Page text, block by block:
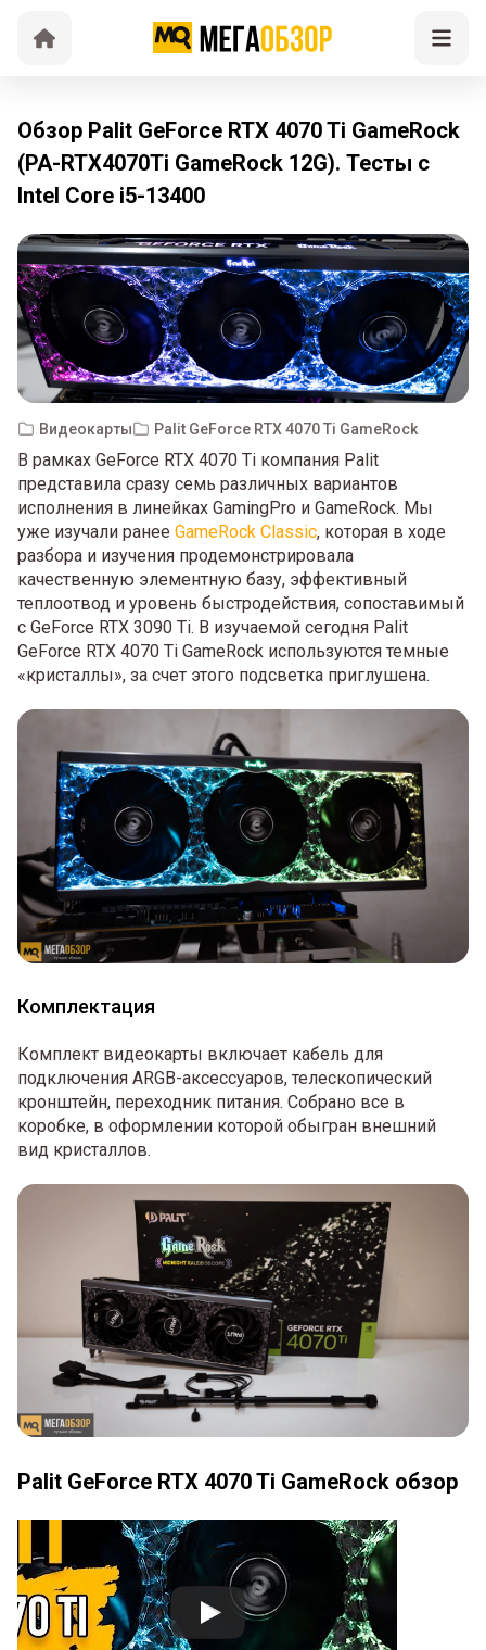
Обзор Palit GeForce RTX 4070 Ti GameRock
(PA-RTX4070Ti GameRock 12G). Тесты с
Intel Core i5-13400
Видеокарты Palit GeForce RTX 4070 Ti GameRock
В рамках GeForce RTX 4070 Ti компания Palit
представила сразу семь различных вариантов
исполнения в линейках GamingPro и GameRock. Мы
уже изучали ранее GameRock Classic, которая в ходе
разбора и изучения продемонстрировала
качественную элементную базу, эффективный
теплоотвод и уровень быстродействия, сопоставимый
с GeForce RTX 3090 Ti. В изучаемой сегодня Palit
GeForce RTX 4070 Ti GameRock используются темные
«кристаллы», за счет этого подсветка приглушена.
Комплектация
Комплект видеокарты включает кабель для
подключения ARGB-аксессуаров, телескопический
кронштейн, переходник питания. Собрано все в
коробке, в оформлении которой обыгран внешний
вид кристаллов.
Palit GeForce RTX 4070 Ti GameRock обзор